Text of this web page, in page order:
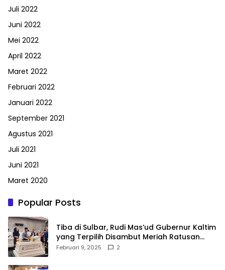
Juli 2022
Juni 2022
Mei 2022
April 2022
Maret 2022
Februari 2022
Januari 2022
September 2021
Agustus 2021
Juli 2021
Juni 2021
Maret 2020
Popular Posts
Tiba di Sulbar, Rudi Mas’ud Gubernur Kaltim
yang Terpilih Disambut Meriah Ratusan
Masyarakat
Februari 9, 2025 2